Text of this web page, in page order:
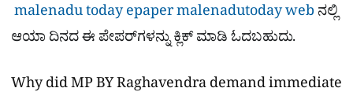
malenadu today epapermalenadutoday web ನಲ್ಲಿ
ಆಯಾ ದಿನದ ಈ ಪೇಪರ್​ಗಳನ್ನು ಕ್ಲಿಕ್ ಮಾಡಿ ಓದಬಹುದು.
Why did MP BY Raghavendra demand immediate